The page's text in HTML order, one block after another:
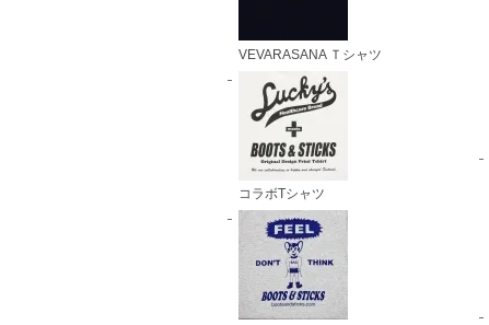
VEVARASANA Ｔシャツ
コラボTシャツ